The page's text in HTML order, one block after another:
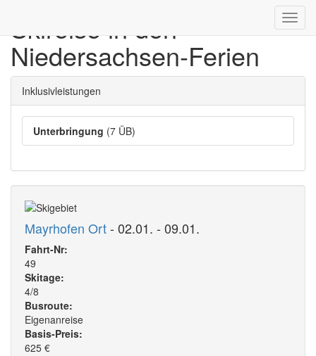
Skireise in den
Niedersachsen-Ferien
Inklusivleistungen
Unterbringung (7 ÜB)
Mayrhofen Ort- 02.01. - 09.01.
Fahrt-Nr:
49
Skitage:
4/8
Busroute:
Eigenanreise
Basis-Preis:
625 €